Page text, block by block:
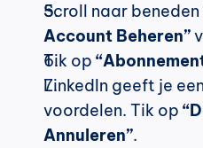
Scroll naar
Account Beheren”
Tik op
LinkedIn geeft je
voordelen. Tik op
Annuleren”.